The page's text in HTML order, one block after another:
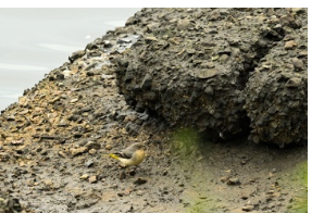
P1013784